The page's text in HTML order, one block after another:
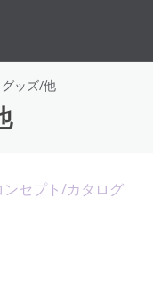
グッズ/他
ンセプト/カタログ